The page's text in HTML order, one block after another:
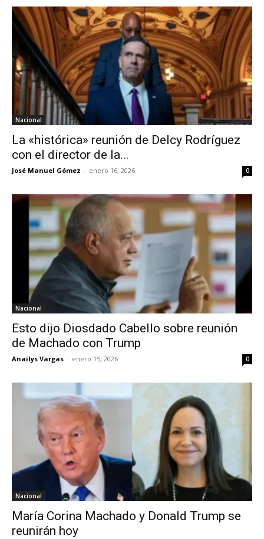
Nacional
La «histórica» reunión de Delcy Rodríguez
con el director de la...
José Manuel Gómez - enero 16, 2026 0
Nacional
Esto dijo Diosdado Cabello sobre reunión
de Machado con Trump
Anailys Vargas - enero 15, 2026 0
Nacional
María Corina Machado y Donald Trump se
reunirán hoy